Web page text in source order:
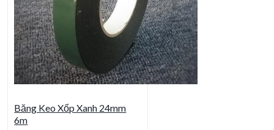
Băng Keo Xốp Xanh 24mm
6m